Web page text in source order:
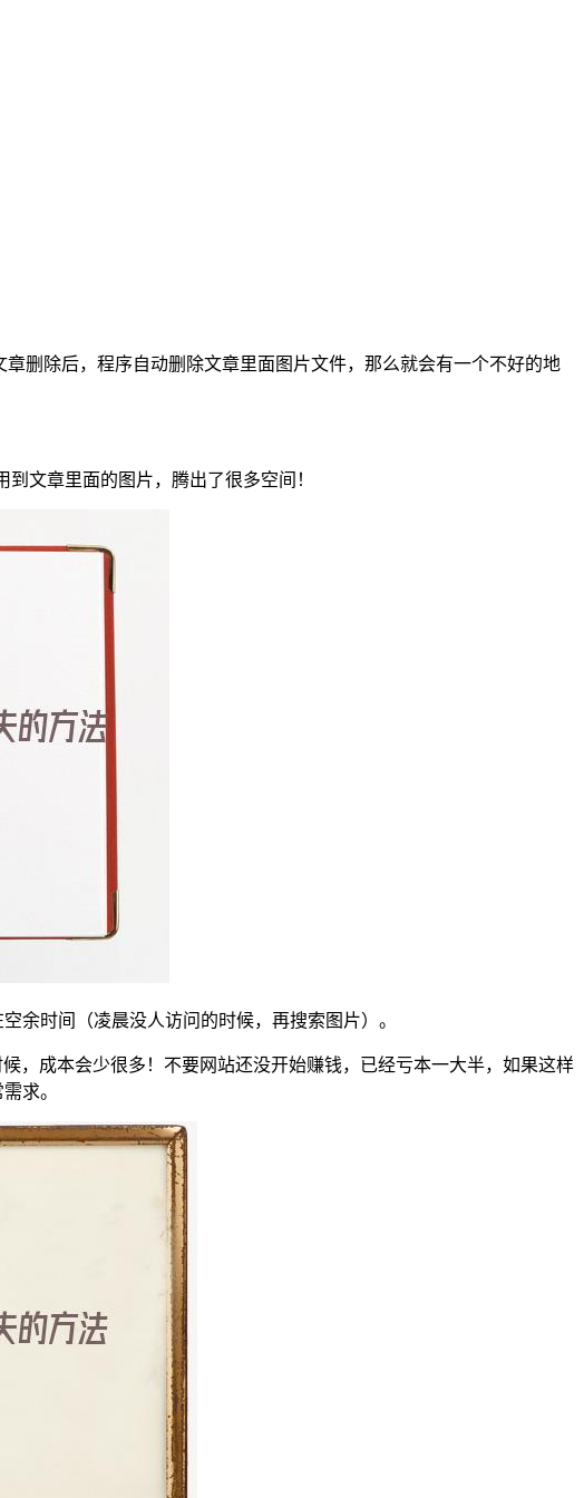
删除后，程序自动删除文章里面图片文件，那么就会有一个不好的地
文章里面的图片，腾出了很多空间！
余时间（凌晨没人访问的时候，再搜索图片）。
，成本会少很多！不要网站还没开始赚钱，已经亏本一大半，如果这样
求。